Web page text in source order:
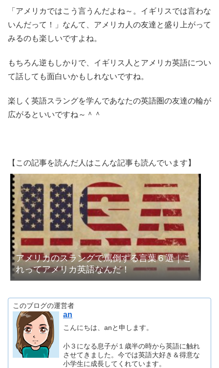
「アメリカではこう言うんだよね～。イギリスでは言わな
いんだって！」なんて、アメリカ人の友達と盛り上がって
みるのも楽しいですよね。
もちろん逆もしかりで、イギリス人とアメリカ英語につい
て話しても面白いかもしれないですね。
楽しく英語スラングを学んであなたの英語圏の友達の輪が
広がるといいですね～＾＾
【この記事を読んだ人はこんな記事も読んでいます】
アメリカのスラングで罵倒する言葉６選｜こ
れってアメリカ英語なんだ！
このブログの運営者
an
こんにちは、anと申します。
小３になる息子が１歳半の時から英語に触れ
させてきました。今では英語大好き＆得意な
小学生に成長してくれています。